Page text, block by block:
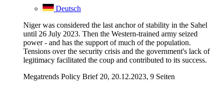
Deutsch
Niger was considered the last anchor of stability in the Sahel
until 26 July 2023. Then the Western-trained army seized
power - and has the support of much of the population.
Tensions over the security crisis and the government's lack of
legitimacy facilitated the coup and contributed to its success.
Megatrends Policy Brief 20, 20.12.2023, 9 Seiten